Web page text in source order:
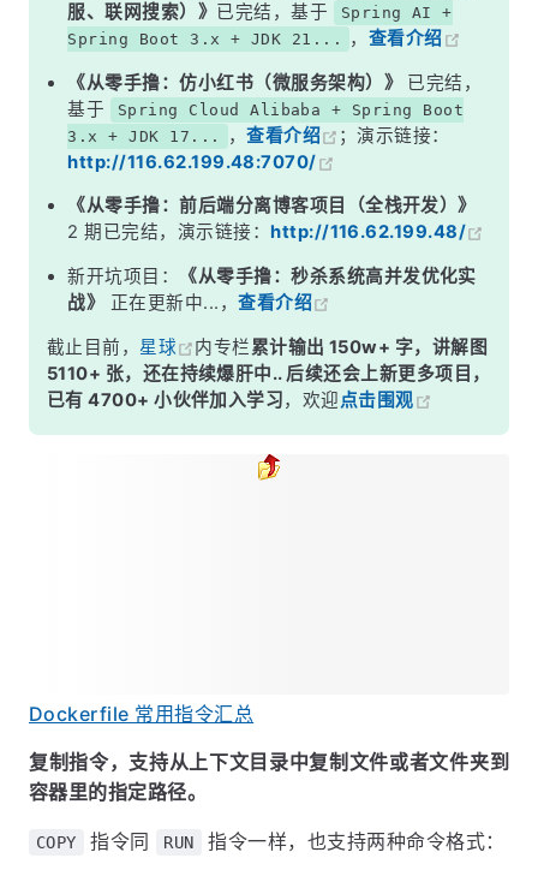
服、联网搜索）》 已完结，基于
Spring AI +
Spring Boot 3.x + JDK 21...
， 查看介绍
《从零手撸：仿小红书（微服务架构）》
已完结，
基于
Spring Cloud Alibaba + Spring Boot
3.x + JDK 17...
，查看介绍
；演示链接：
http://116.62.199.48:7070/
《从零手撸：前后端分离博客项目（全栈开发）》
2 期已完结，演示链接： http://116.62.199.48/
新开坑项目：
《从零手撸：秒杀系统高并发优化实
战》
正在更新中...，查看介绍
截止目前， 星球 内专栏累计输出 150w+ 字，讲解图
5110+ 张，还在持续爆肝中.. 后续还会上新更多项目，
已有 4700+ 小伙伴加入学习，欢迎点击围观
Dockerfile 常用指令汇总
复制指令，支持从上下文目录中复制文件或者文件夹到
容器里的指定路径。
COPY 指令同 RUN 指令一样，也支持两种命令格式：